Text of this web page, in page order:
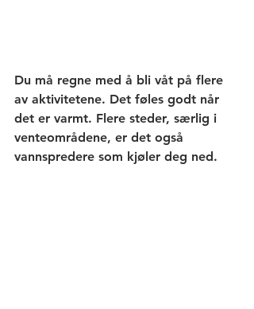
Du må regne med å bli våt på flere
av aktivitetene. Det føles godt når
det er varmt. Flere steder, særlig i
venteområdene, er det også
vannspredere som kjøler deg ned.